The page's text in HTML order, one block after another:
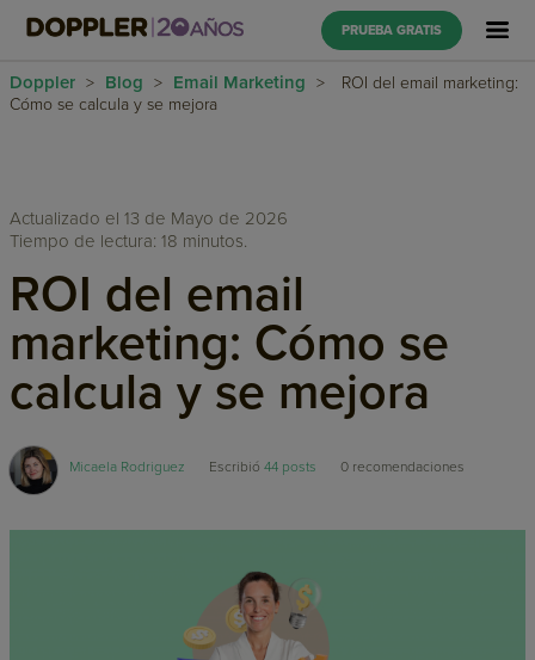
PRUEBA GRATIS
Doppler > Blog > Email Marketing >
ROI del email marketing:
Cómo se calcula y se mejora
Actualizado el 13 de Mayo de 2026
Tiempo de lectura: 18 minutos.
ROI del email
marketing: Cómo se
calcula y se mejora
Micaela Rodriguez Escribió44 posts 0 recomendaciones